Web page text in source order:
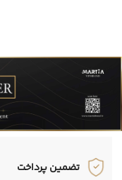
تضمین پرداخت